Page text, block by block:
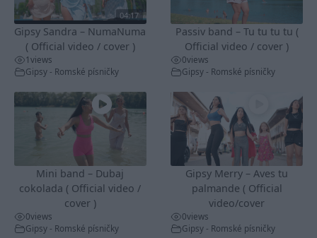
04:17
Gipsy Sandra – NumaNuma
( Official video / cover )
1views
Gipsy - Romské písničky
Passiv band – Tu tu tu tu (
Official video / cover )
0views
Gipsy - Romské písničky
Mini band – Dubaj
cokolada ( Official video /
cover )
0views
Gipsy - Romské písničky
Gipsy Merry – Aves tu
palmande ( Official
video/cover
0views
Gipsy - Romské písničky